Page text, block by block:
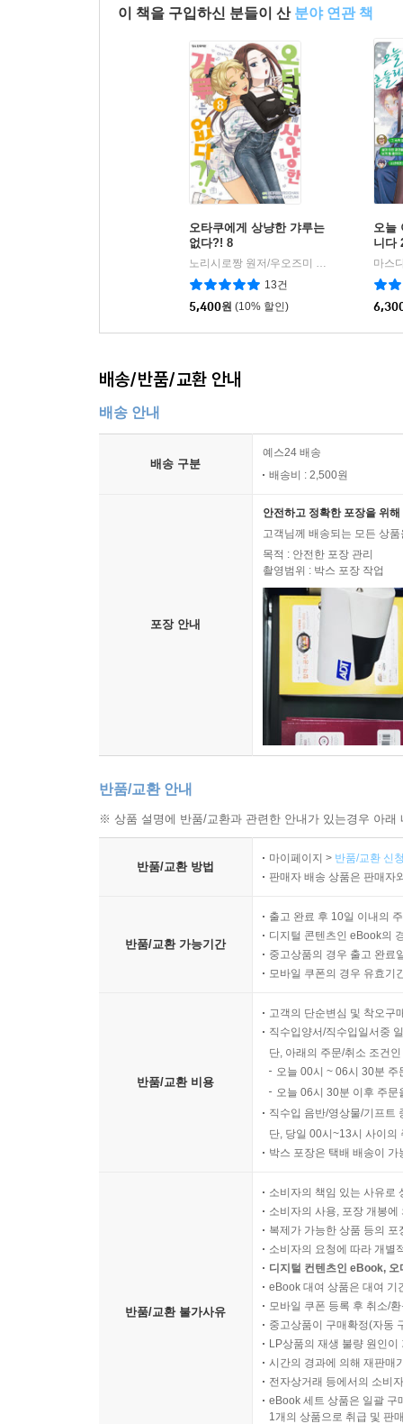
이 책을 구입하신 분들이 산 분야 연관 책
오타쿠에게 상냥한 갸루는
없다?! 8
노리시로짱 원저/우오즈미 사카나 글그림 |
13건
5,400원 (10% 할인)
오늘
니다
마스
배송/반품/교환 안내
배송 안내
배송 구분
예스24 배송
배송비 : 2,500원
포장 안내
안전하고 정확한 포장을 위
고객님께 배송되는 모든 상
목적 : 안전한 포장 관리
촬영범위 : 박스 포장 작업
반품/교환 안내
※ 상품 설명에 반품/교환과 관련한 안내가 있는경우 아
반품/교환 방법
마이페이지 > 반품/교환 신
판매자 배송 상품은 판매자
반품/교환 가능기간
출고 완료 후 10일 이내의
디지털 콘텐츠인 eBook의
중고상품의 경우 출고 완료
모바일 쿠폰의 경우 유효기
반품/교환 비용
고객의 단순변심 및 착오구
직수입양서/직수입일서중
단, 아래의 주문/취소 조건
오늘 00시 ~ 06시 30분
오늘 06시 30분 이후 주
직수입 음반/영상물/기프트
단, 당일 00시~13시 사이의
박스 포장은 택배 배송이
반품/교환 불가사유
소비자의 책임 있는 사유로
소비자의 사용, 포장 개봉
복제가 가능한 상품 등의
소비자의 요청에 따라 개별
디지털 컨텐츠인 eBook,
eBook 대여 상품은 대여 기
모바일 쿠폰 등록 후 취소/
중고상품이 구매확정(자동
LP상품의 재생 불량 원인
시간의 경과에 의해 재판매
전자상거래 등에서의 소비
eBook 세트 상품은 일괄 구
1개의 상품으로 취급 및 판